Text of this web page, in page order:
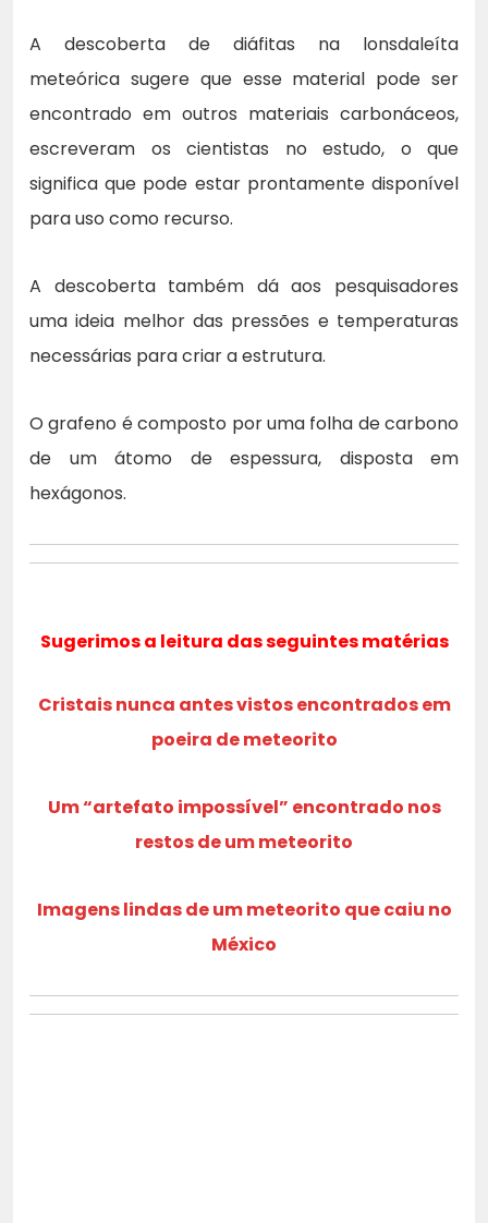
A descoberta de diáfitas na lonsdaleíta
meteórica sugere que esse material pode ser
encontrado em outros materiais carbonáceos,
escreveram os cientistas no estudo, o que
significa que pode estar prontamente disponível
para uso como recurso.
A descoberta também dá aos pesquisadores
uma ideia melhor das pressões e temperaturas
necessárias para criar a estrutura.
O grafeno é composto por uma folha de carbono
de um átomo de espessura, disposta em
hexágonos.
Sugerimos a leitura das seguintes matérias
Cristais nunca antes vistos encontrados em
poeira de meteorito
Um “artefato impossível” encontrado nos
restos de um meteorito
Imagens lindas de um meteorito que caiu no
México